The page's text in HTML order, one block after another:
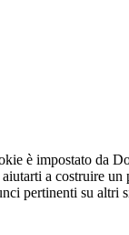
è impostato da
a costruire
pertinenti su altri